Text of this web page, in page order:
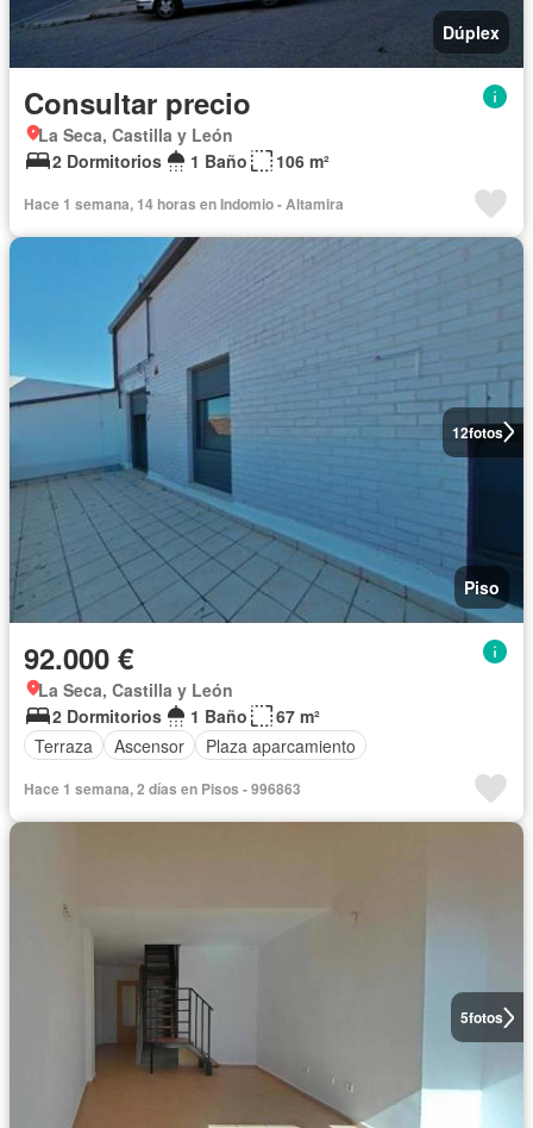
Dúplex
Consultar precio
La Seca, Castilla y León
2 Dormitorios
1 Baño 106 m²
Hace 1 semana, 14 horas en Indomio - Altamira
12fotos
Piso
92.000 €
La Seca, Castilla y León
2 Dormitorios
1 Baño
67 m²
Terraza
Ascensor Plaza aparcamiento
Hace 1 semana, 2 días en Pisos - 996863
5fotos